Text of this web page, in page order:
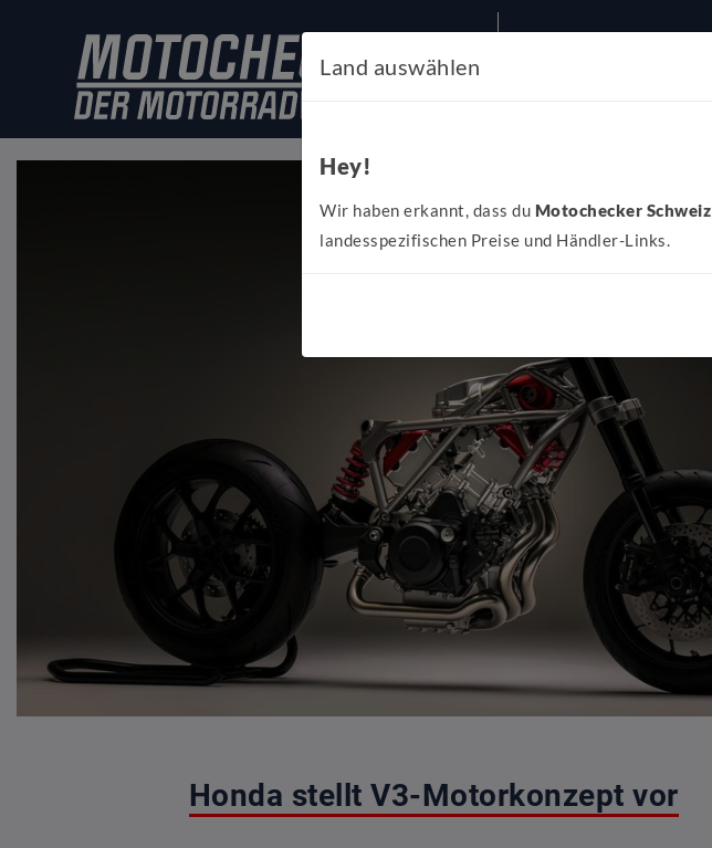
Honda stellt V3-Motorkonzept vor
Land auswählen
Hey!
Wir haben erkannt, dass du Motochecker Schweiz
landesspezifischen Preise und Händler-Links.